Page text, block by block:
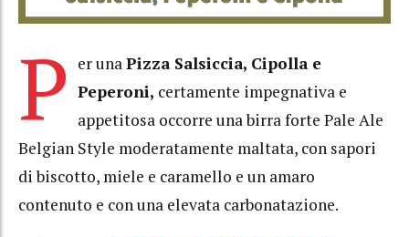
P er unaPizza Salsiccia, Cipolla e
Peperoni, certamente impegnativa e
appetitosa occorre una birra forte Pale Ale
Belgian Style moderatamente maltata, con sapori
di biscotto, miele e caramello e un amaro
contenuto e con una elevata carbonatazione.